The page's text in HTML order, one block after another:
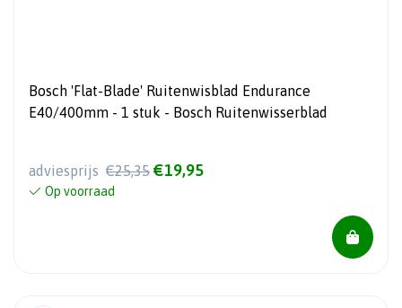
Bosch 'Flat-Blade' Ruitenwisblad Endurance
E40/400mm - 1 stuk - Bosch Ruitenwisserblad
adviesprijs €25,35 €19,95
Op voorraad